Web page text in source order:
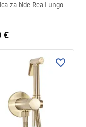
za bide Rea Lungo
€